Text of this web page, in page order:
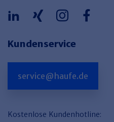
Kundenservice
service@haufe.de
Kostenlose Kundenhotline: